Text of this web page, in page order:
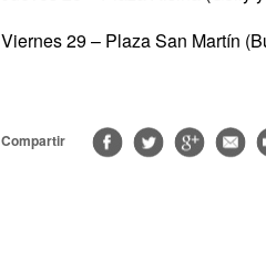
Viernes 29 – Plaza San Martín
Compartir